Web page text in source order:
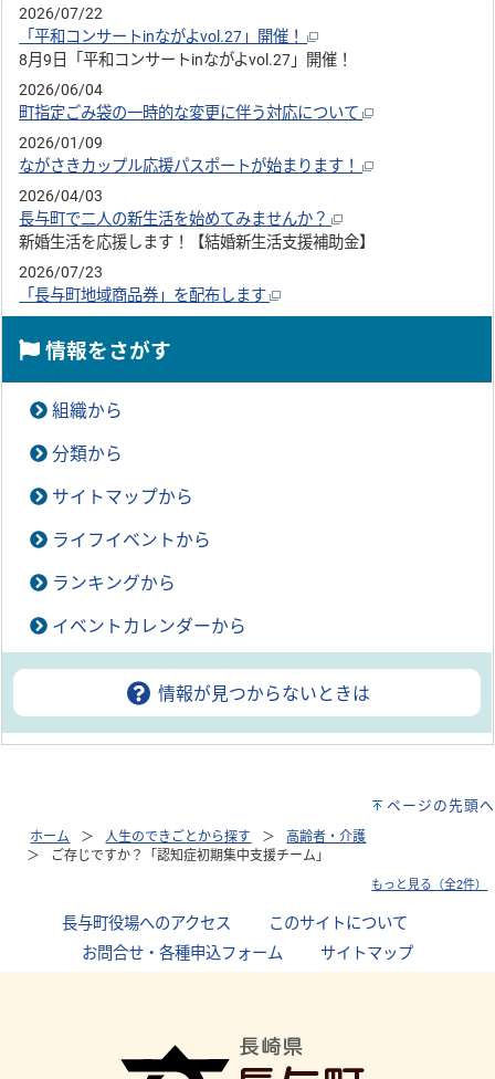
2026/07/22
「平和コンサートinながよvol.27」開催！
8月9日「平和コンサートinながよvol.27」開催！
2026/06/04
町指定ごみ袋の一時的な変更に伴う対応について
2026/01/09
ながさきカップル応援パスポートが始まります！
2026/04/03
長与町で二人の新生活を始めてみませんか？
新婚生活を応援します！【結婚新生活支援補助金】
2026/07/23
「長与町地域商品券」を配布します
情報をさがす
組織から
分類から
サイトマップから
ライフイベントから
ランキングから
イベントカレンダーから
情報が見つからないときは
ページの先頭へ
ホーム 人生のできごとから探す
高齢者・介護
ご存じですか？「認知症初期集中支援チーム」
もっと見る（全2件）
長与町役場へのアクセス このサイトについて
お問合せ・各種申込フォーム
サイトマップ